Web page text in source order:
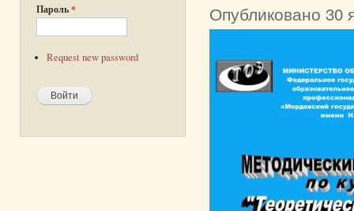
Пароль*
Request new password
Опубликовано 30